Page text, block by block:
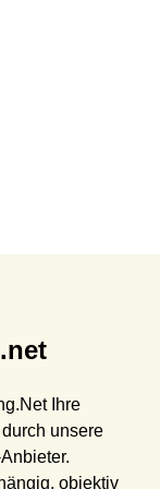
Ihre
unsere
objektiv